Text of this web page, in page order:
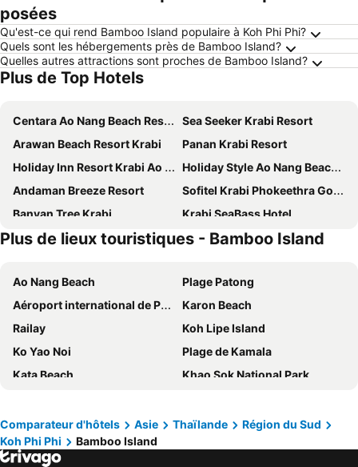
posées
Qu'est-ce qui rend Bamboo Island populaire à Koh Phi Phi?
Quels sont les hébergements près de Bamboo Island?
Quelles autres attractions sont proches de Bamboo Island?
Plus de Top Hotels
Centara Ao Nang Beach Resort & Spa Krabi
Sea Seeker Krabi Resort
Arawan Beach Resort Krabi
Panan Krabi Resort
Holiday Inn Resort Krabi Ao Nang Beach by IHG
Holiday Style Ao Nang Beach Resort, Krabi
Andaman Breeze Resort
Sofitel Krabi Phokeethra Golf & Spa Resort
Banyan Tree Krabi
Krabi SeaBass Hotel
The Scene Cliff View Villas
Chermantra Aonang Resort & Pool Suite
Varana Krabi Hotel
BlueSotel SMART Krabi Aonang Beach - Adults only
Villa Cha-Cha Krabi Beachfront Resort
Krabi Heritage Hotel
Hotel Adam Krabi
ibis Styles Krabi Ao Nang
Anana Ecological Resort Krabi
Maneetel Krabi Beachfront
Centara Life Phu Pano Resort Krabi
Wake Up Aonang Hotel
Srisuksant Resort
Sugar Marina Hotel CLIFFHANGER Aonang
Infinity Aonang Krabi
Plus de lieux touristiques - Bamboo Island
Ao Nang Beach
Plage Patong
Aéroport international de Phuket
Karon Beach
Railay
Koh Lipe Island
Ko Yao Noi
Plage de Kamala
Kata Beach
Khao Sok National Park
Koh Phi-Phi
Phra Nang Beach
Jungceylon
Comparateur d'hôtels Asie Thaïlande
Région du Sud
Koh Phi Phi
Bamboo Island